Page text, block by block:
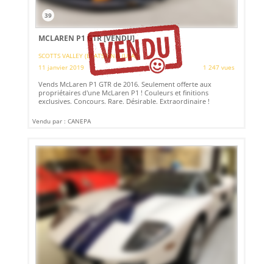
39
MCLAREN P1 GTR[VENDU]
SCOTTS VALLEY (ETATS-UNIS (USA))
11 janvier 2019
1 247 vues
Vends McLaren P1 GTR de 2016. Seulement offerte aux
propriétaires d'une McLaren P1 ! Couleurs et finitions
exclusives. Concours. Rare. Désirable. Extraordinaire !
Vendu par : CANEPA